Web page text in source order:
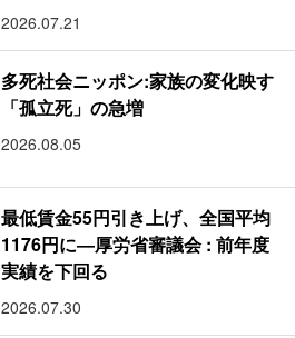
2026.07.21
多死社会ニッポン:家族の変化映す
「孤立死」の急増
2026.08.05
最低賃金55円引き上げ、全国平均
1176円に―厚労省審議会 : 前年度
実績を下回る
2026.07.30